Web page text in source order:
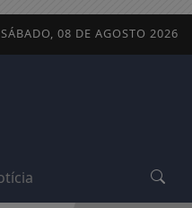
SÁBADO, 08 DE AGOSTO 2026